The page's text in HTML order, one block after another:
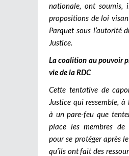
nationale, ont soumis,
propositions de loi
Parquet sous l’autorité
Justice.
La coalition au pouvoir
vie de la RDC
Cette tentative de
Justice qui ressemble, à
à un pare-feu que
place les membres de
pour se protéger après
qu’ils ont fait des